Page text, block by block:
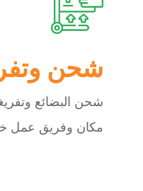
شحن
شحن البضائع
مكان وفريق عمل